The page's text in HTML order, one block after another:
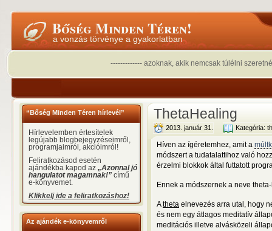
Bőség Minden Téren!
a vonzás törvénye a gyakorlatban
------------- azoknak, akik nemcsak túlélni
“Bőség Minden Téren hírlevél”
Hírlevelemben értesítelek
legújabb blogbejegyzéseimről,
programjaimról, akcióimról!
Feliratkozásod esetén
ajándékba kapod az „Azonnal jó
hangulatot magamnak!” című
e-könyvemet.
Klikkelj ide a feliratkozáshoz!
Az ajándék e-könyvemről
ThetaHealing
2013. január 31. Kategória:
Híven az ígéretemhez, amit a
módszert a tudatalattihoz való
érzelmi blokkok által futtatott
Ennek a módszernek a neve
Atheta elnevezés arra utal, hogy
és nem egy átlagos meditatív
meditációs illetve alvásközeli